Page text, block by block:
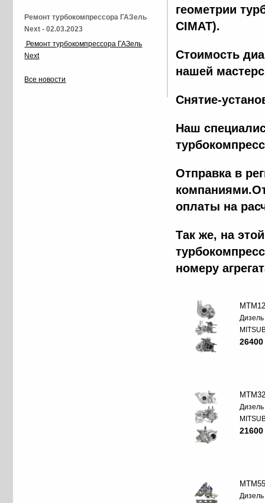
геометрии
CIMAT).
Стоимость
нашей
Снятие-
Наш
Отправка в
оплаты на
Tак же, на
номеру
Дизель
Дизель
Дизель
Ремонт турбокомпрессора ГАЗель
Next - 02.03.2023
Ремонт турбокомпрессора ГАЗель
Next
Все новости